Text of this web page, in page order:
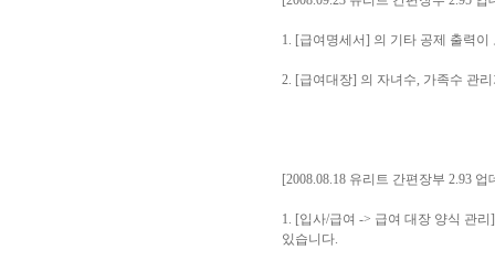
1. [급여명세서] 의 기타 공제 출력이
2. [급여대장] 의 자녀수, 가족수 관
[2008.08.18 유리트 간편장부 2.93 업
1. [입사/급여 -> 급여 대장 양식 관
있습니다.